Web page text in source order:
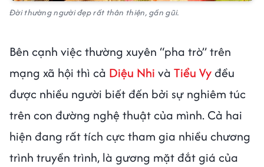
Đời thường người đẹp rất thân thiện, gần gũi.
Bên cạnh việc thường xuyên “pha trò” trên
mạng xã hội thì cả Diệu Nhi và Tiểu Vyđều
được nhiều người biết đến bởi sự nghiêm túc
trên con đường nghệ thuật của mình. Cả hai
hiện đang rất tích cực tham gia nhiều chương
trình truyền trình, là gương mặt đắt giá của